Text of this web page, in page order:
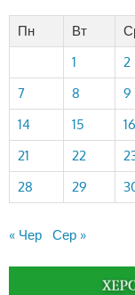
Пн
Вт
1
2
7
8 9
14
15 16
21
22
28
29
« Чер Сер »